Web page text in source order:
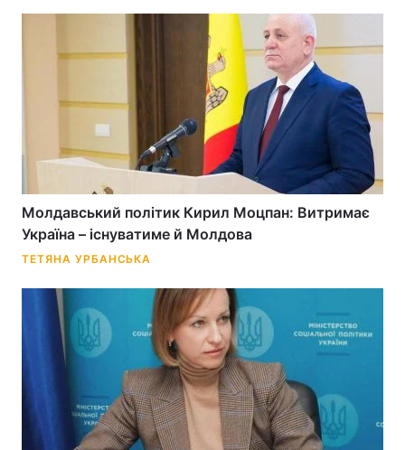
Молдавський політик Кирил Моцпан: Витримає
Україна – існуватиме й Молдова
ТЕТЯНА УРБАНСЬКА